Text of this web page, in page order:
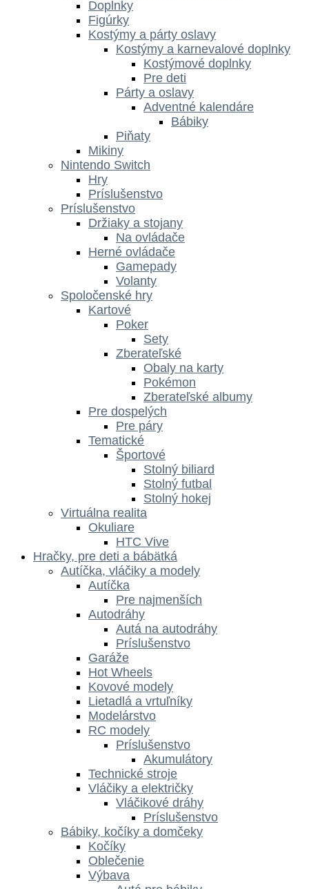
Doplnky
Figúrky
Kostýmy a párty oslavy
Kostýmy a karnevalové doplnky
Kostýmové doplnky
Pre deti
Párty a oslavy
Adventné kalendáre
Bábiky
Piňaty
Mikiny
Nintendo Switch
Hry
Príslušenstvo
Príslušenstvo
Držiaky a stojany
Na ovládače
Herné ovládače
Gamepady
Volanty
Spoločenské hry
Kartové
Poker
Sety
Zberateľské
Obaly na karty
Pokémon
Zberateľské albumy
Pre dospelých
Pre páry
Tematické
Športové
Stolný biliard
Stolný futbal
Stolný hokej
Virtuálna realita
Okuliare
HTC Vive
Hračky, pre deti a bábätká
Autíčka, vláčiky a modely
Autíčka
Pre najmenších
Autodráhy
Autá na autodráhy
Príslušenstvo
Garáže
Hot Wheels
Kovové modely
Lietadlá a vrtuľníky
Modelárstvo
RC modely
Príslušenstvo
Akumulátory
Technické stroje
Vláčiky a električky
Vláčikové dráhy
Príslušenstvo
Bábiky, kočíky a domčeky
Kočíky
Oblečenie
Výbava